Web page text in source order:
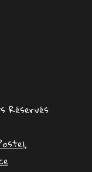
Réservés